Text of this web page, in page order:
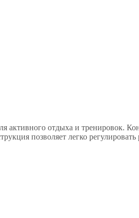
отдыха и тренировок.
позволяет легко